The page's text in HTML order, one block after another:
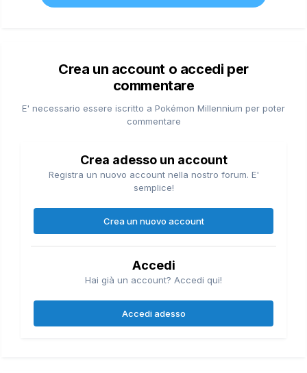
Crea un account o accedi per
commentare
E' necessario essere iscritto a Pokémon Millennium per poter
commentare
Crea adesso un account
Registra un nuovo account nella nostro forum. E'
semplice!
Crea un nuovo account
Accedi
Hai già un account? Accedi qui!
Accedi adesso